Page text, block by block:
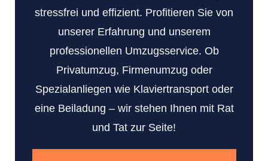
stressfrei und effizient. Profitieren Sie von
unserer Erfahrung und unserem
professionellen Umzugsservice. Ob
Privatumzug, Firmenumzug oder
Spezialanliegen wie Klaviertransport oder
eine Beiladung – wir stehen Ihnen mit Rat
und Tat zur Seite!